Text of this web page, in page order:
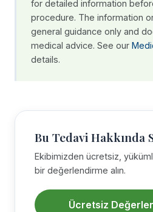
for detailed information
procedure. The information
general guidance only and
medical advice. See our
details.
Bu Tedavi Hakkında
Ekibimizden ücretsiz,
bir değerlendirme alın.
Ücretsiz